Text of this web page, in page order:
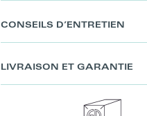
CONSEILS D’ENTRETIEN
LIVRAISON ET GARANTIE